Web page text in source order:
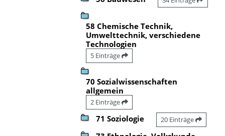
58 Chemische Technik,
Umwelttechnik, verschiedene
Technologien
5 Einträge
70 Sozialwissenschaften
allgemein
2 Einträge
71 Soziologie 20 Einträge